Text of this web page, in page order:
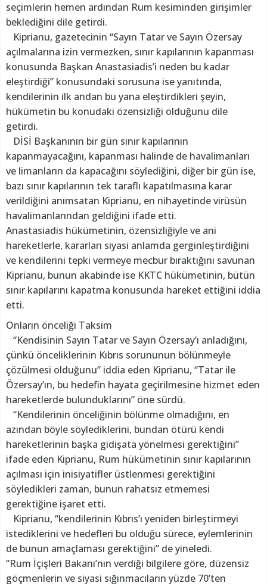
seçimlerin hemen ardından Rum kesiminden girişimler
beklediğini dile getirdi.
Kiprianu, gazetecinin “Sayın Tatar ve Sayın Özersay
açılmalarına izin vermezken, sınır kapılarının kapanması
konusunda Başkan Anastasiadis’i neden bu kadar
eleştirdiği” konusundaki sorusuna ise yanıtında,
kendilerinin ilk andan bu yana eleştirdikleri şeyin,
hükümetin bu konudaki özensizliği olduğunu dile
getirdi.
DİSİ Başkanının bir gün sınır kapılarının
kapanmayacağını, kapanması halinde de havalimanları
ve limanların da kapacağını söylediğini, diğer bir gün ise,
bazı sınır kapılarının tek taraflı kapatılmasına karar
verildiğini anımsatan Kiprianu, en nihayetinde virüsün
havalimanlarından geldiğini ifade etti.
Anastasiadis hükümetinin, özensizliğiyle ve ani
hareketlerle, kararları siyasi anlamda gerginleştirdiğini
ve kendilerini tepki vermeye mecbur bıraktığını savunan
Kiprianu, bunun akabinde ise KKTC hükümetinin, bütün
sınır kapılarını kapatma konusunda hareket ettiğini iddia
etti.
Onların önceliği Taksim
“Kendisinin Sayın Tatar ve Sayın Özersay’ı anladığını,
çünkü önceliklerinin Kıbrıs sorununun bölünmeyle
çözülmesi olduğunu” iddia eden Kiprianu, “Tatar ile
Özersay’ın, bu hedefin hayata geçirilmesine hizmet eden
hareketlerde bulunduklarını” öne sürdü.
“Kendilerinin önceliğinin bölünme olmadığını, en
azından böyle söylediklerini, bundan ötürü kendi
hareketlerinin başka gidişata yönelmesi gerektiğini”
ifade eden Kiprianu, Rum hükümetinin sınır kapılarının
açılması için inisiyatifler üstlenmesi gerektiğini
söyledikleri zaman, bunun rahatsız etmemesi
gerektiğine işaret etti.
Kiprianu, “kendilerinin Kıbrıs’ı yeniden birleştirmeyi
istediklerini ve hedefleri bu olduğu sürece, eylemlerinin
de bunun amaçlaması gerektiğini” de yineledi.
“Rum İçişleri Bakanı’nın verdiği bilgilere göre, düzensiz
göçmenlerin ve siyasi sığınmacıların yüzde 70’ten